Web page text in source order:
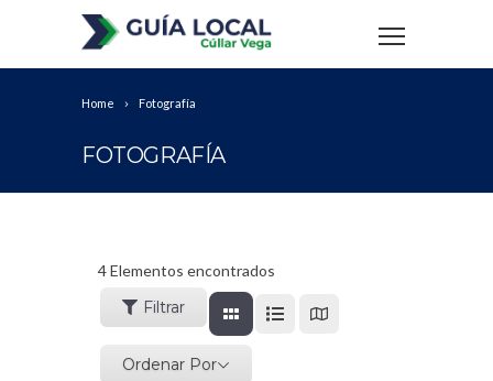
Home Fotografía
FOTOGRAFÍA
4Elementos encontrados
Filtrar
Ordenar Por